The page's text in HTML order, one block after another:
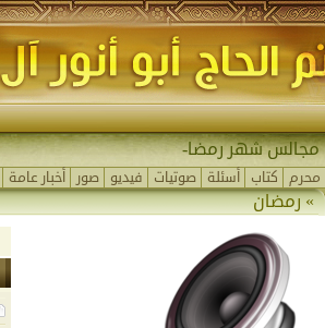
مجالس شهر رمضان
محرم كتاب أسئلة صوتيات فيديو صور أخبار عامة
»رمضان